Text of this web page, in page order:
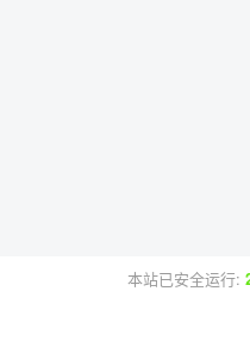
本站已安全运行: